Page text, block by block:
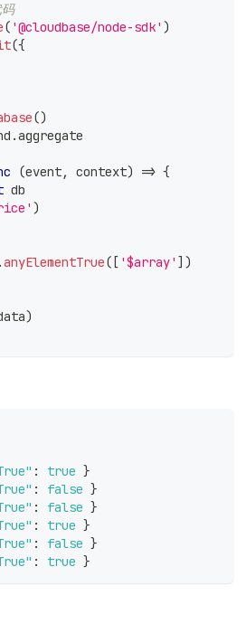
( '@cloudbase/node-sdk' )
({
()
.aggregate
(event, context) => {
db
)
.anyElementTrue( [ '$array' ] )
)
: true }
: false }
: false }
: true }
: false }
: true }